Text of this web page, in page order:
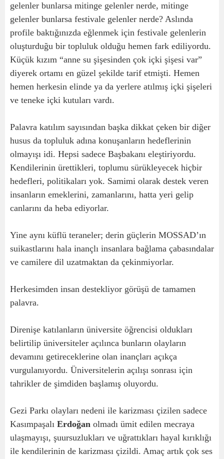
gelenler bunlarsa mitinge gelenler nerde, mitinge
gelenler bunlarsa festivale gelenler nerde? Aslında
profile baktığınızda eğlenmek için festivale gelenlerin
oluşturduğu bir topluluk olduğu hemen fark ediliyordu.
Küçük kızım “anne su şişesinden çok içki şişesi var”
diyerek ortamı en güzel şekilde tarif etmişti. Hemen
hemen herkesin elinde ya da yerlere atılmış içki şişeleri
ve teneke içki kutuları vardı.
Palavra katılım sayısından başka dikkat çeken bir diğer
husus da topluluk adına konuşanların hedeflerinin
olmayışı idi. Hepsi sadece Başbakanı eleştiriyordu.
Kendilerinin ürettikleri, toplumu sürükleyecek hiçbir
hedefleri, politikaları yok. Samimi olarak destek veren
insanların emeklerini, zamanlarını, hatta yeri gelip
canlarını da heba ediyorlar.
Yine aynı küflü teraneler; derin güçlerin MOSSAD’ın
suikastlarını hala inançlı insanlara bağlama çabasındalar
ve camilere dil uzatmaktan da çekinmiyorlar.
Herkesimden insan destekliyor görüşü de tamamen
palavra.
Direnişe katılanların üniversite öğrencisi oldukları
belirtilip üniversiteler açılınca bunların olayların
devamını getireceklerine olan inançları açıkça
vurgulanıyordu. Üniversitelerin açılışı sonrası için
tahrikler de şimdiden başlamış oluyordu.
Gezi Parkı olayları nedeni ile karizması çizilen sadece
Kasımpaşalı Erdoğan olmadı ümit edilen mecraya
ulaşmayışı, şuursuzlukları ve uğrattıkları hayal kırıklığı
ile kendilerinin de karizması çizildi. Amaç artık çok ses